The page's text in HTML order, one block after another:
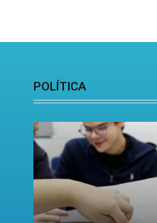
POLÍTICA